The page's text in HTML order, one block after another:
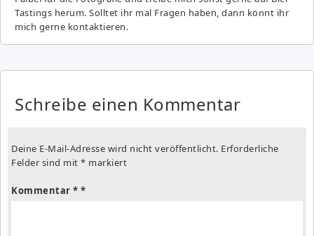
Tastings herum. Solltet ihr mal Fragen haben, dann könnt ihr
mich gerne kontaktieren.
Schreibe einen Kommentar
Deine E-Mail-Adresse wird nicht veröffentlicht. Erforderliche
Felder sind mit * markiert
Kommentar *